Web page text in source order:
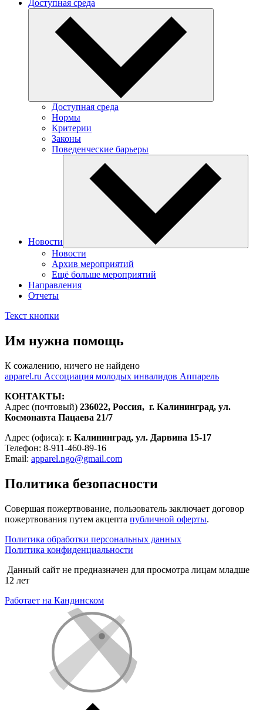
Доступная среда
Доступная среда
Нормы
Критерии
Законы
Поведенческие барьеры
Новости
Новости
Архив мероприятий
Ещё больше мероприятий
Направления
Отчеты
Текст кнопки
Им нужна помощь
К сожалению, ничего не найдено
apparel.ru Ассоциация молодых инвалидов Аппарель
КОНТАКТЫ:
Адрес (почтовый) 236022, Россия, г. Калининград, ул.
Космонавта Пацаева 21/7
Адрес (офиса): г. Калининград, ул. Дарвина 15-17
Телефон: 8-911-460-89-16
Email: apparel.ngo@gmail.com
Политика безопасности
Совершая пожертвование, пользователь заключает договор
пожертвования путем акцепта публичной оферты.
Политика обработки персональных данных
Политика конфиденциальности
Данный сайт не предназначен для просмотра лицам младше
12 лет
Работает на Кандинском